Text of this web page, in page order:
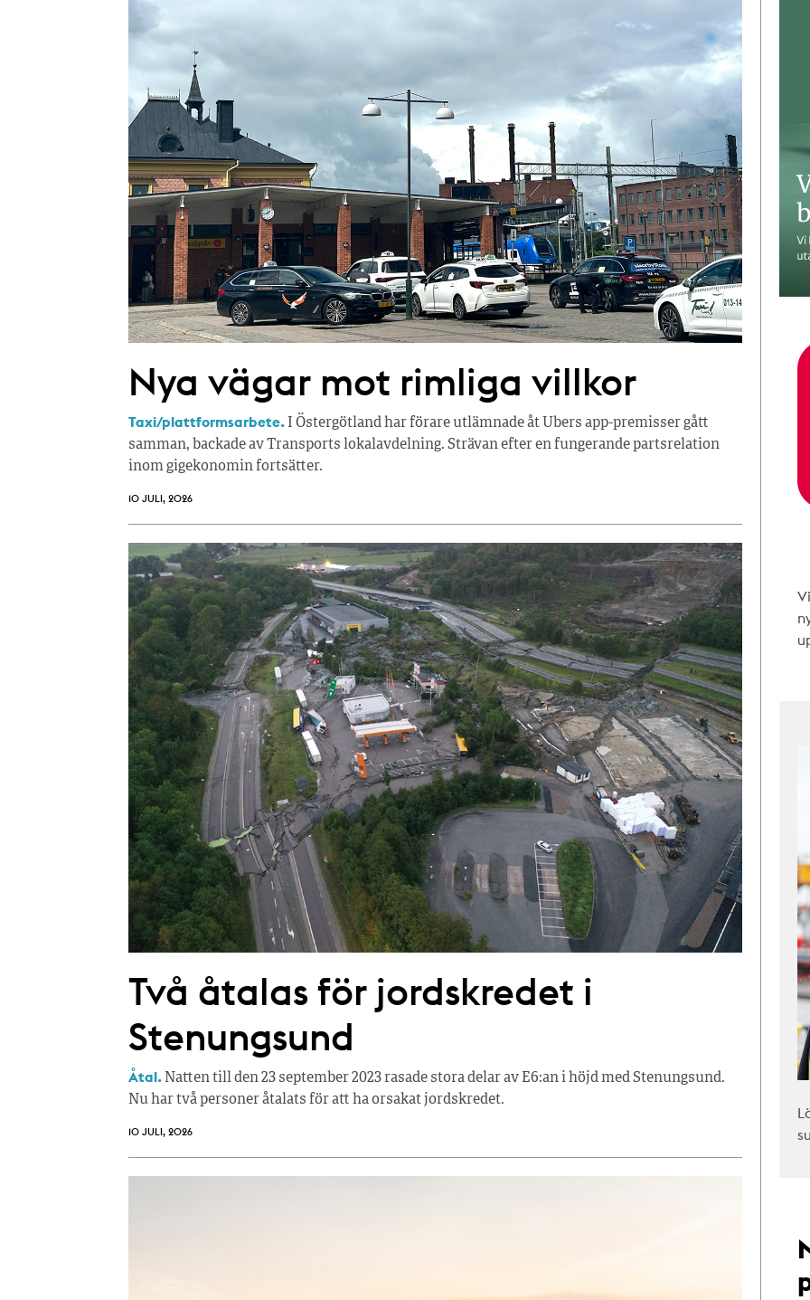
Nya vägar mot rimliga villkor
Taxi/plattformsarbete. I Östergötland har förare utlämnade åt Ubers app-premisser gått
samman, backade av Transports lokalavdelning. Strävan efter en fungerande partsrelation
inom gigekonomin fortsätter.
10 JULI, 2026
Två åtalas för jordskredet i
Stenungsund
Åtal. Natten till den 23 september 2023 rasade stora delar av E6:an i höjd med Stenungsund.
Nu har två personer åtalats för att ha orsakat jordskredet.
10 JULI, 2026